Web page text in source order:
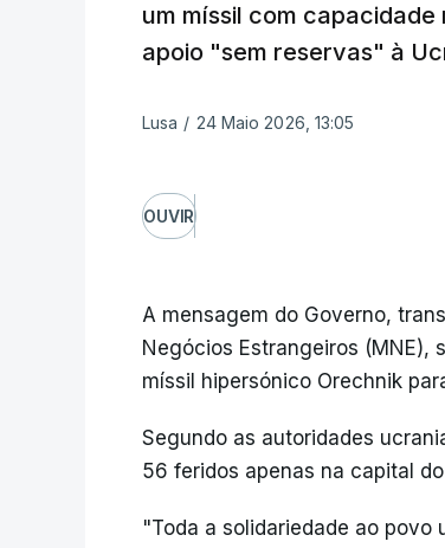
um míssil com
apoio "sem reservas" à
Lusa / 24 Maio 2026, 13:05
OUVIR
A mensagem do Governo,
Negócios Estrangeiros (MNE),
míssil hipersónico Orechnik
Segundo as autoridades
56 feridos apenas na capital
"Toda a solidariedade ao povo